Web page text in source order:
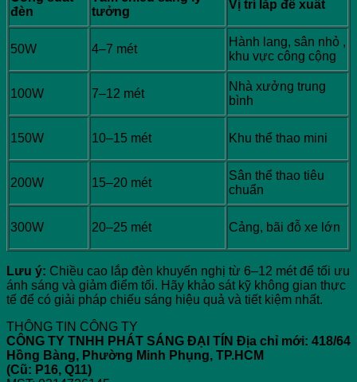
đèn
tưởng
Vị trí lắp đề xuất
50W 4–7 mét
Hành lang, sân nhỏ ,
khu vực công cộng
100W 7–12 mét
Nhà xưởng trung
bình
150W 10–15 mét Khu thể thao mini
200W 15–20 mét
Sân thể thao tiêu
chuẩn
300W 20–25 mét Cảng, bãi đỗ xe lớn
Lưu ý: Chiều cao lắp đèn khuyến nghị từ 6–12 mét để tối ưu
ánh sáng và giảm điểm tối. Hãy khảo sát kỹ không gian thực
tế để có giải pháp chiếu sáng hiệu quả và tiết kiệm nhất.
THÔNG TIN CÔNG TY
CÔNG TY TNHH PHÁT SÁNG ĐẠI TÍN Địa chỉ mới: 418/64
Hồng Bàng, Phường Minh Phụng, TP.HCM
(Cũ: P16, Q11)